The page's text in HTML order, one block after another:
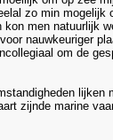
zo min
kon men natuurlijk
nauwkeuriger
om de
lijken
zijnde marine